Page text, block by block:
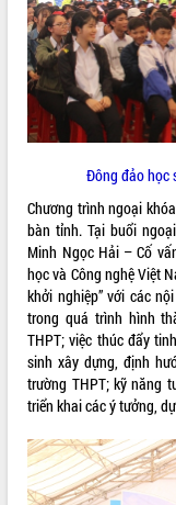
ĐIỂM TIN VĂN BẢN
QUY HOẠCH - KẾ HOẠCH
Đông đảo học
Chương trình ngoại
bàn tỉnh. Tại buổi
Minh Ngọc Hải – Cố
học và Công nghệ Việt
khởi nghiệp” với các
trong quá trình hình
THPT; việc thúc đẩy
sinh xây dựng, định
trường THPT; kỹ năng
triển khai các ý tưởng,